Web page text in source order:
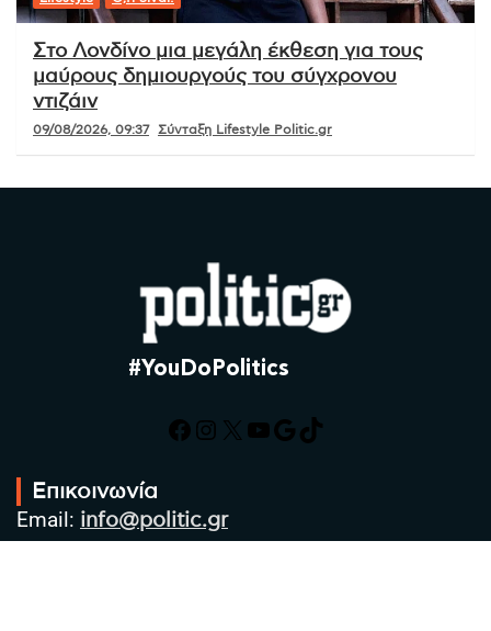
Στο Λονδίνο μια μεγάλη έκθεση για τους
μαύρους δημιουργούς του σύγχρονου
ντιζάιν
09/08/2026, 09:37 Σύνταξη Lifestyle Politic.gr
#YouDoPolitics
Facebook
Instagram
X YouTube
Google
TikTok
Επικοινωνία
Email: info@politic.gr
Τηλ: